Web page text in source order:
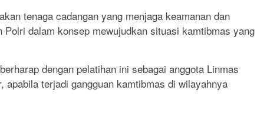
tenaga cadangan yang menjaga keamanan dan
Polri dalam konsep mewujudkan situasi kamtibmas yang
dengan pelatihan ini sebagai anggota Linmas
apabila terjadi gangguan kamtibmas di wilayahnya